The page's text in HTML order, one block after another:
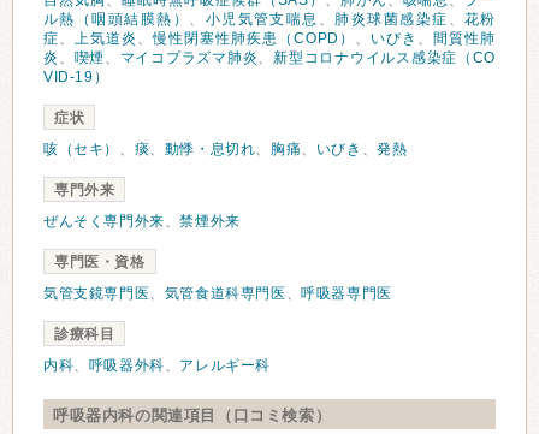
ル熱（咽頭結膜熱） 、 小児気管支喘息 、 肺炎球菌感染症 、 花粉
症、上気道炎 、慢性閉塞性肺疾患（COPD） 、 いびき 、 間質性肺
炎 、 喫煙 、 マイコプラズマ肺炎、新型コロナウイルス感染症（CO
VID-19）
症状
咳（セキ） 、 痰、 動悸・息切れ、 胸痛、 いびき 、発熱
専門外来
ぜんそく専門外来、禁煙外来
専門医・資格
気管支鏡専門医、 気管食道科専門医 、呼吸器専門医
診療科目
内科、 呼吸器外科、 アレルギー科
呼吸器内科の関連項目（口コミ検索）